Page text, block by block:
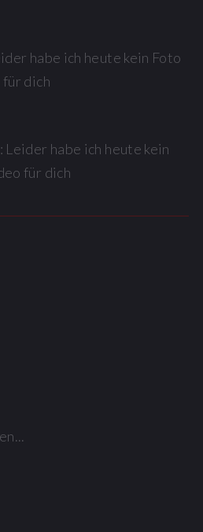
habe ich heute kein Foto
für dich
Leider habe ich heute kein
für dich